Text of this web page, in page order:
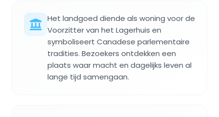
Het landgoed diende als woning voor de
Voorzitter van het Lagerhuis en
symboliseert Canadese parlementaire
tradities. Bezoekers ontdekken een
plaats waar macht en dagelijks leven al
lange tijd samengaan.